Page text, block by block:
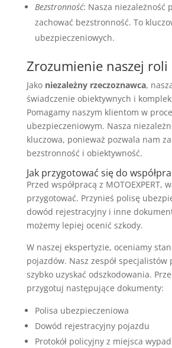
Bezstronność: Nasza niezależność
zachować bezstronność. To
ubezpieczeniowych.
Zrozumienie naszej roli
Jako niezależny rzeczoznawca,
świadczenie obiektywnych i
Pomagamy naszym klientom w
ubezpieczeniowym. Nasza
kluczowa, ponieważ pozwala nam
bezstronność i obiektywność.
Jak przygotować się do
Przed współpracą z MOTOEXPERT,
przygotować. Przynieś polisę
dowód rejestracyjny i inne
możemy lepiej ocenić szkody.
W naszej ekspertyzie, oceniamy
pojazdów. Nasz zespół specjalistów
szybko uzyskać odszkodowania.
przygotuj następujące dokumenty:
Polisa ubezpieczeniowa
Dowód rejestracyjny pojazdu
Protokół policyjny z miejsca